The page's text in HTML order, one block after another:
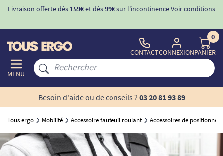
Livraison offerte dès 159€et dès99€sur l'incontinenceVoir conditions
MENU
CONTACTCONNEXION
0
PANIER
Besoin d'aide ou de conseils ? 03 20 81 93 89
Tous ergo Mobilité Accessoire fauteuil roulant Accessoires de